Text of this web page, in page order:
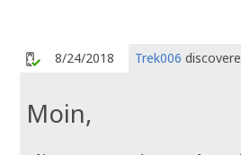
8/24/2018 Trek006
Moin,